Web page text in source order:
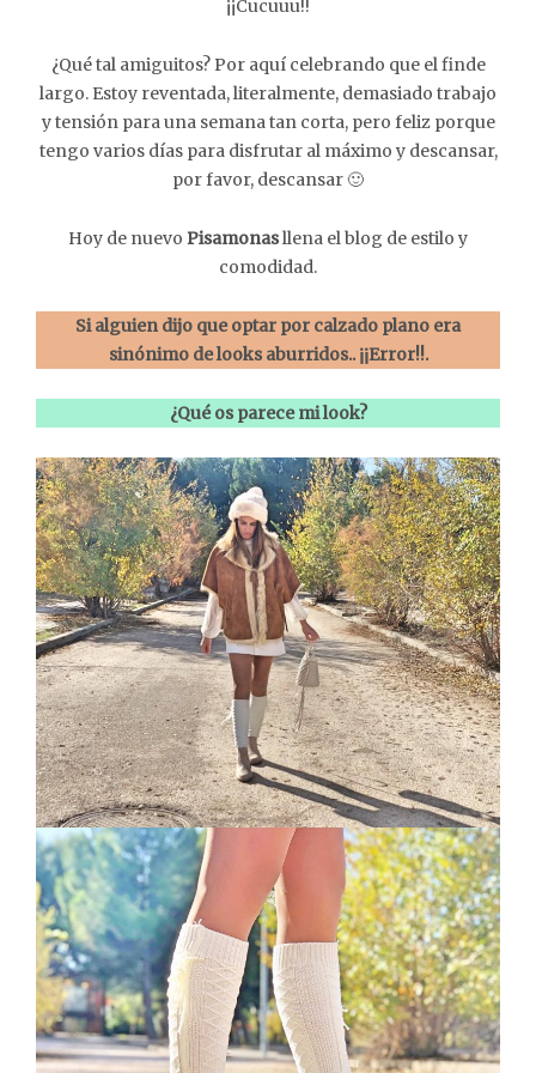
¡¡Cucuuu!!
¿Qué tal amiguitos? Por aquí celebrando que el finde
largo. Estoy reventada, literalmente, demasiado trabajo
y tensión para una semana tan corta, pero feliz porque
tengo varios días para disfrutar al máximo y descansar,
por favor, descansar 🙂
Hoy de nuevo Pisamonasllena el blog de estilo y
comodidad.
Si alguien dijo que optar por calzado plano era
sinónimo de looks aburridos.. ¡¡Error!!.
¿Qué os parece mi look?